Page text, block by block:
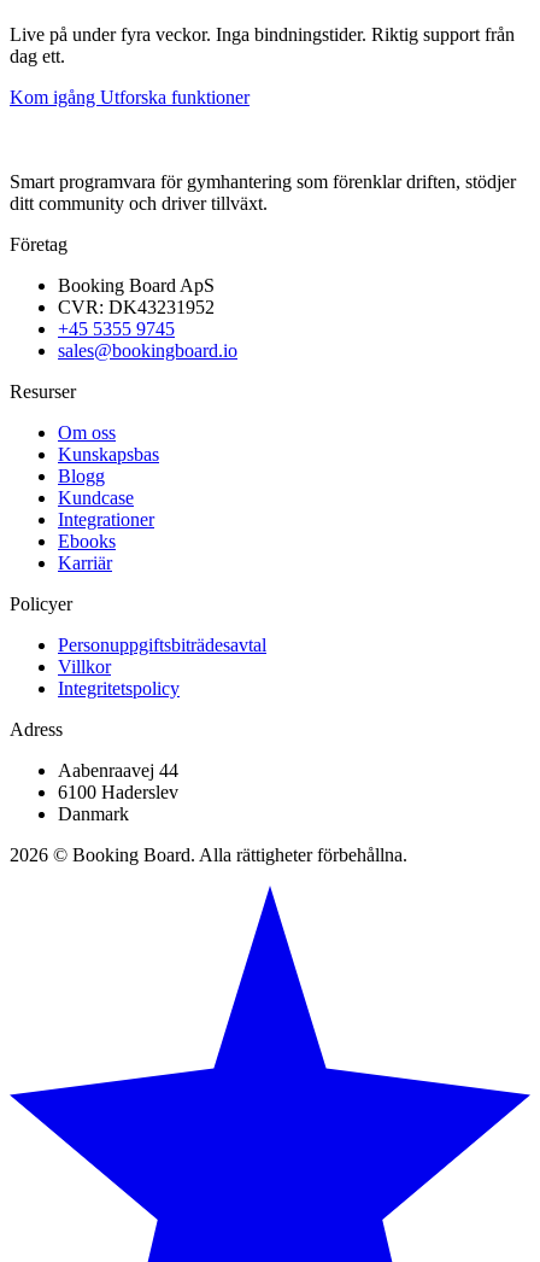
Live på under fyra veckor. Inga bindningstider. Riktig support från
dag ett.
Kom igång Utforska funktioner
Smart programvara för gymhantering som förenklar driften, stödjer
ditt community och driver tillväxt.
Företag
Booking Board ApS
CVR: DK43231952
+45 5355 9745
sales@bookingboard.io
Resurser
Om oss
Kunskapsbas
Blogg
Kundcase
Integrationer
Ebooks
Karriär
Policyer
Personuppgiftsbiträdesavtal
Villkor
Integritetspolicy
Adress
Aabenraavej 44
6100 Haderslev
Danmark
2026 © Booking Board. Alla rättigheter förbehållna.